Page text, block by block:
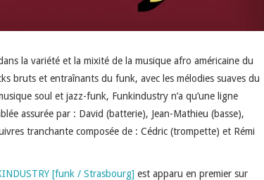
la variété et la mixité de la musique afro américaine du
bruts et entraînants du funk, avec les mélodies suaves du
soul et jazz-funk, Funkindustry n’a qu’une ligne
assurée par : David (batterie), Jean-Mathieu (basse),
tranchante composée de : Cédric (trompette) et Rémi
[funk / Strasbourg] est apparu en premier sur